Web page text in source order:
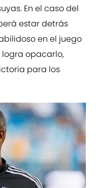
En el caso del
estar detrás
en el juego
logra opacarlo,
para los